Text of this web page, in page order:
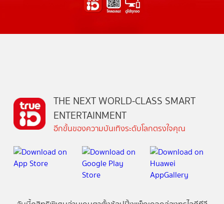
THE NEXT WORLD-CLASS SMART
ENTERTAINMENT
อีกขั้นของความบันเทิงระดับโลกตรงใจคุณ